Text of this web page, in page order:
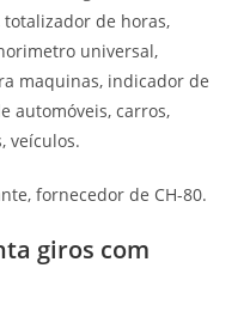
de horas,
universal,
maquinas, indicador de
automóveis, carros,
veículos.
fornecedor de CH-80.
giros com